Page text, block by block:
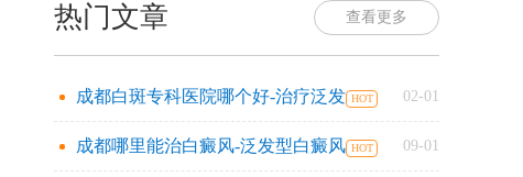
热门文章 查看更多
成都白斑专科医院哪个好-治疗泛发 02-01
成都哪里能治白癜风-泛发型白癜风 09-01